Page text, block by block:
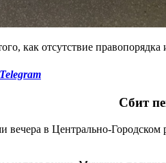
как отсутствие
Telegram
Сбит
вечера в Центрально-